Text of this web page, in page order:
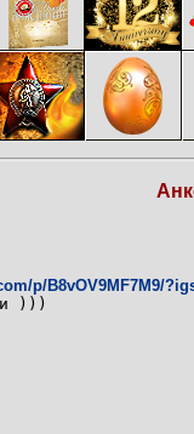
p/B8vOV9MF7M9/
)))